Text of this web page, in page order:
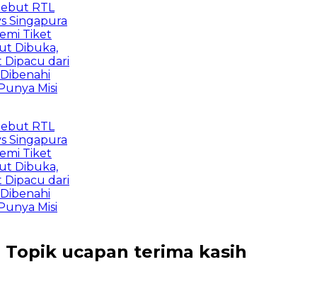
RTL
Tiket
Dibuka,
dari
Misi
RTL
Tiket
Dibuka,
dari
Misi
Topik ucapan terima kasih